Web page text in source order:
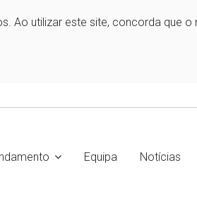
Ao utilizar este site, concorda que
Equipa Notícias